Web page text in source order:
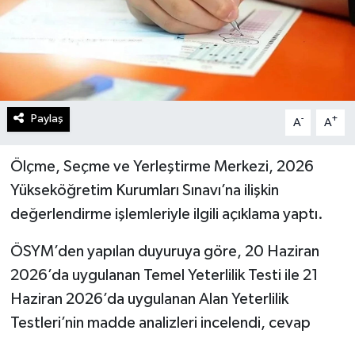
Paylaş A- A+
Ölçme, Seçme ve Yerleştirme Merkezi, 2026
Yükseköğretim Kurumları Sınavı’na ilişkin
değerlendirme işlemleriyle ilgili açıklama yaptı.
ÖSYM’den yapılan duyuruya göre, 20 Haziran
2026’da uygulanan Temel Yeterlilik Testi ile 21
Haziran 2026’da uygulanan Alan Yeterlilik
Testleri’nin madde analizleri incelendi, cevap